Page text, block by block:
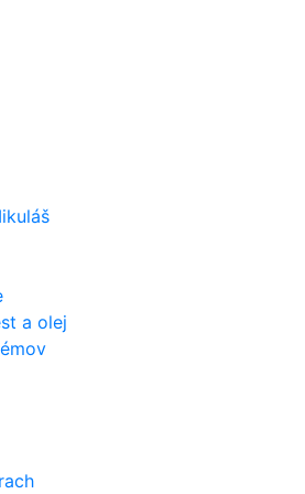
a olej